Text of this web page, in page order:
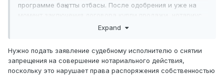
программе бақытты отбасы. После одобрения и уже на
требует с меня нотариально заверенное заявление с
выдать мне заявление, так как ему отказывают
нотариусы. Что можно сделать в данном случае?
Expand
Нужно подать заявление судебному исполнителю о снятии
запрещения на совершение нотариального действия,
поскольку это нарушает права распоряжения собственностью